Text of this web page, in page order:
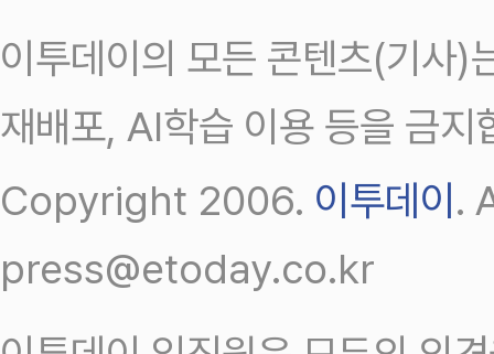
이투데이의 모든 콘텐츠(기사)
재배포, AI학습 이용 등을 금지
Copyright 2006. 이투데이 .
press@etoday.co.kr